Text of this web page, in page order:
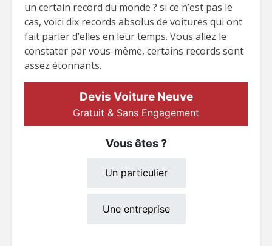
un certain record du monde ? si ce n’est pas le
cas, voici dix records absolus de voitures qui ont
fait parler d’elles en leur temps. Vous allez le
constater par vous-même, certains records sont
assez étonnants.